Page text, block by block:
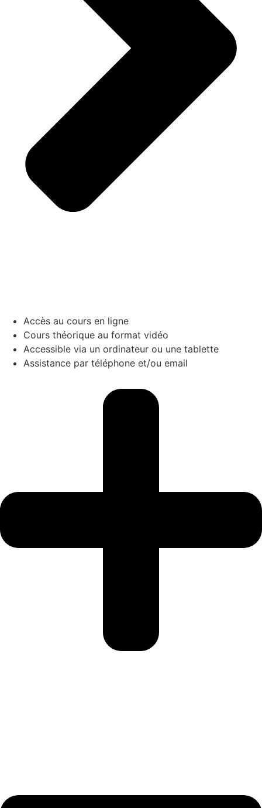
Accès au cours en ligne
Cours théorique au format vidéo
Accessible via un ordinateur ou une tablette
Assistance par téléphone et/ou email